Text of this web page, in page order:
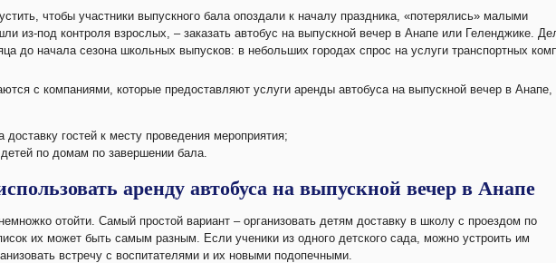
чтобы участники выпускного бала опоздали к началу праздника, «потерялись» малыми
из-под контроля взрослых, – заказать автобус на выпускной вечер в Анапе или Геленджике.
до начала сезона школьных выпусков: в небольших городах спрос на услуги транспортных
с компаниями, которые предоставляют услуги аренды автобуса на выпускной вечер в Анапе,
доставку гостей к месту проведения мероприятия;
по домам по завершении бала.
аренду автобуса на выпускной вечер в Анапе
отойти. Самый простой вариант – организовать детям доставку в школу с проездом по
их может быть самым разным. Если ученики из одного детского сада, можно устроить им
встречу с воспитателями и их новыми подопечными.